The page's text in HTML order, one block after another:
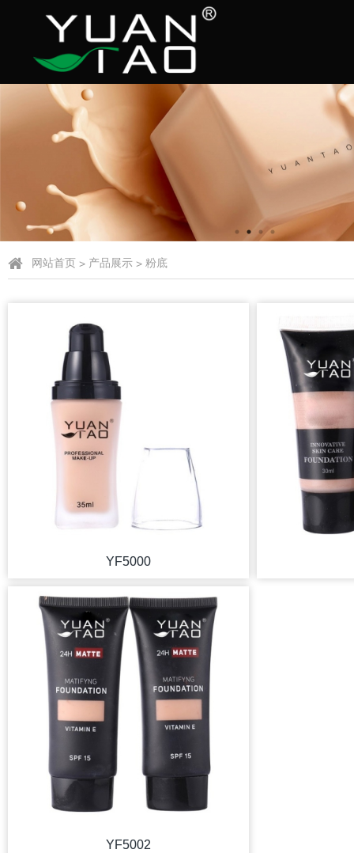
网站首页 > 产品展示 > 粉底
YF5000
YF5002